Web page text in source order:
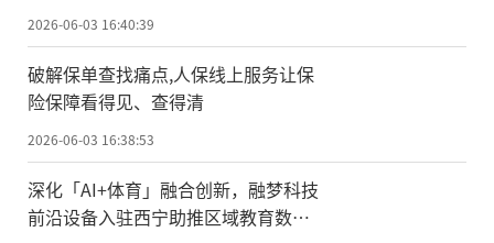
2026-06-03 16:40:39
破解保单查找痛点,人保线上服务让保
险保障看得见、查得清
2026-06-03 16:38:53
深化「AI+体育」融合创新，融梦科技
前沿设备入驻西宁助推区域教育数智